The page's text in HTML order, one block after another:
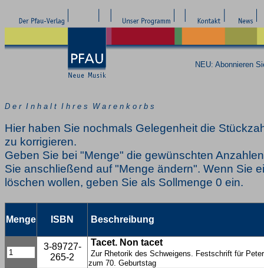
NEU: Abonnieren
D e r I n h a l t I h r e s W a r e n k o r b s
Hier haben Sie nochmals Gelegenheit die
zu korrigieren.
Geben Sie bei "Menge" die gewünschten
Sie anschließend auf "Menge ändern". Wenn Sie
löschen wollen, geben Sie als Sollmenge 0 ein.
Menge ISBN Beschreibung
3-89727-
265-2
Tacet. Non tacet
Zur Rhetorik des Schweigens. Festschrift für
zum 70. Geburtstag